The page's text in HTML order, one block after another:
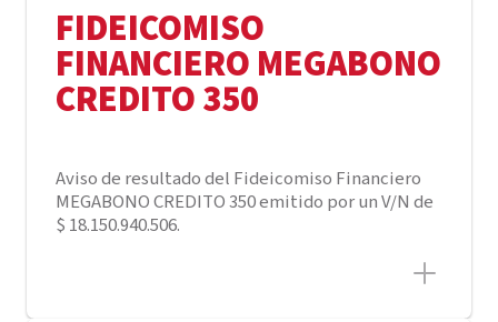
FIDEICOMISO
FINANCIERO MEGABONO
CREDITO 350
Aviso de resultado del Fideicomiso Financiero
MEGABONO CREDITO 350 emitido por un V/N de
$ 18.150.940.506.